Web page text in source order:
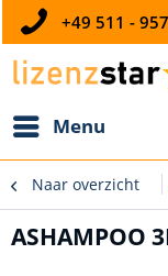
+49 511 -
Menu
Naar overzicht
ASHAMPOO